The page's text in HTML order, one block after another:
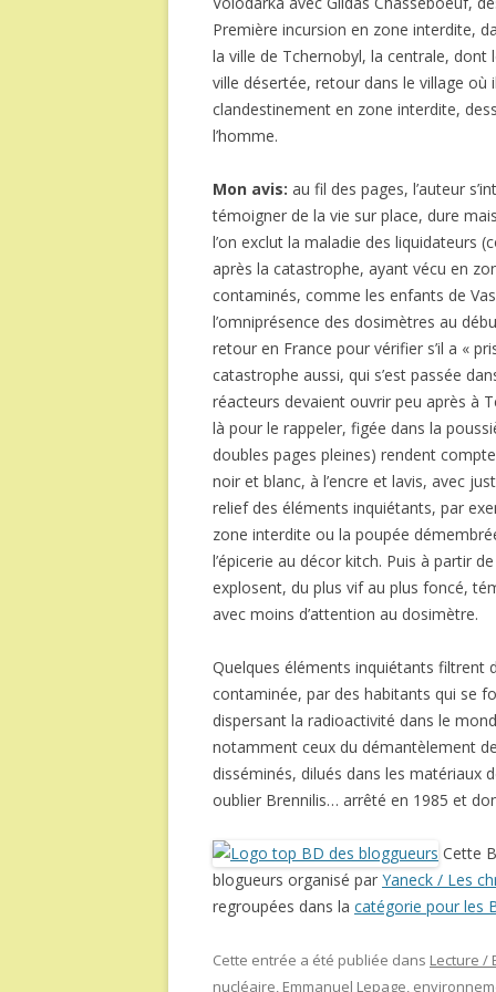
Première incursion en zone interdite,
la ville de Tchernobyl, la centrale,
ville désertée, retour dans le village
clandestinement en zone interdite,
l’homme.
Mon avis: au fil des pages, l’auteur
témoigner de la vie sur place, dure
l’on exclut la maladie des liquidateurs
après la catastrophe, ayant vécu en
contaminés, comme les enfants de
l’omniprésence des dosimètres au
retour en France pour vérifier s’il a «
catastrophe aussi, qui s’est passée
réacteurs devaient ouvrir peu après à
là pour le rappeler, figée dans la
doubles pages pleines) rendent
noir et blanc, à l’encre et lavis, avec
relief des éléments inquiétants, par
zone interdite ou la poupée
l’épicerie au décor kitch. Puis à partir
explosent, du plus vif au plus foncé,
avec moins d’attention au dosimètre.
Quelques éléments inquiétants filtrent
contaminée, par des habitants qui se
dispersant la radioactivité dans le
notamment ceux du démantèlement
disséminés, dilués dans les matériaux
oublier Brennilis… arrêté en 1985 et
Cette
blogueurs organisé par Yaneck / Les
regroupées dans la catégorie pour les
Cette entrée a été publiée dans Lecture /
nucléaire, Emmanuel Lepage,